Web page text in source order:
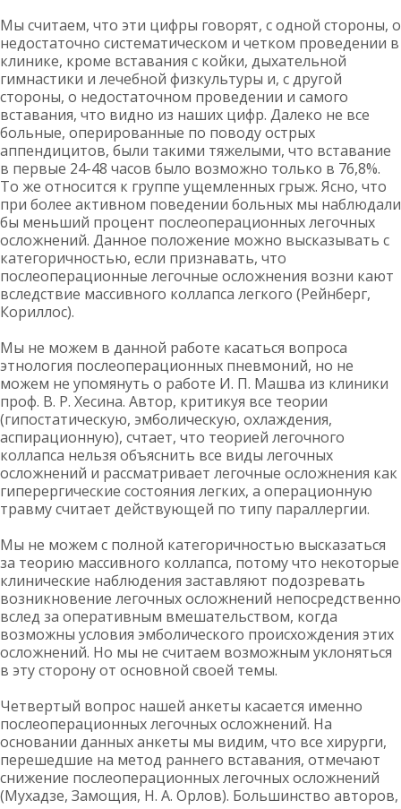
Мы считаем, что эти цифры говорят, с одной стороны, о
недостаточно систематическом и четком проведении в
клинике, кроме вставания с койки, дыхательной
гимнастики и лечебной физкультуры и, с другой
стороны, о недостаточном проведении и самого
вставания, что видно из наших цифр. Далеко не все
больные, оперированные по поводу острых
аппендицитов, были такими тяжелыми, что вставание
в первые 24-48 часов было возможно только в 76,8%.
То же относится к группе ущемленных грыж. Ясно, что
при более активном поведении больных мы наблюдали
бы меньший процент послеоперационных легочных
осложнений. Данное положение можно высказывать с
категоричностью, если признавать, что
послеоперационные легочные осложнения возни кают
вследствие массивного коллапса легкого (Рейнберг,
Кориллос).
Мы не можем в данной работе касаться вопроса
этнология послеоперационных пневмоний, но не
можем не упомянуть о работе И. П. Машва из клиники
проф. В. Р. Хесина. Автор, критикуя все теории
(гипостатическую, эмболическую, охлаждения,
аспирационную), счтает, что теорией легочного
коллапса нельзя объяснить все виды легочных
осложнений и рассматривает легочные осложнения как
гиперергические состояния легких, а операционную
травму считает действующей по типу параллергии.
Мы не можем с полной категоричностью высказаться
за теорию массивного коллапса, потому что некоторые
клинические наблюдения заставляют подозревать
возникновение легочных осложнений непосредственно
вслед за оперативным вмешательством, когда
возможны условия эмболического происхождения этих
осложнений. Но мы не считаем возможным уклоняться
в эту сторону от основной своей темы.
Четвертый вопрос нашей анкеты касается именно
послеоперационных легочных осложнений. На
основании данных анкеты мы видим, что все хирурги,
перешедшие на метод раннего вставания, отмечают
снижение послеоперационных легочных осложнений
(Мухадзе, Замощия, Н. А. Орлов). Большинство авторов,